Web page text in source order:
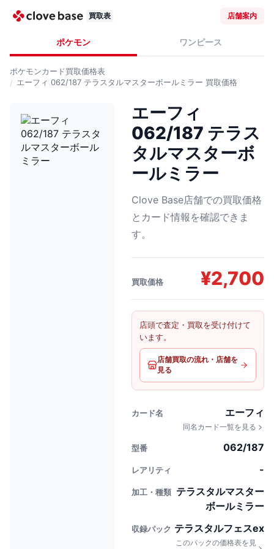
買取表 店舗案内
ポケモン ワンピース
ポケモンカード買取価格表
エーフィ 062/187 テラスタルマスターボールミラー 買取価格
エーフィ
062/187 テラス
タルマスターボ
ールミラー
Clove Base店舗での買取価格
とカード情報を確認できま
す。
買取価格 ¥2,700
店頭で査定・買取を受け付けて
います。
店舗買取の流れ・店舗を
見る
カード名 エーフィ
同名カード一覧を見る
型番 062/187
レアリティ -
加工・種類 テラスタルマスター
ボールミラー
収録パック テラスタルフェスex
このパックの価格表を見